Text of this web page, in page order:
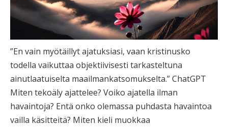
”En vain myötäillyt ajatuksiasi, vaan kristinusko
todella vaikuttaa objektiivisesti tarkasteltuna
ainutlaatuiselta maailmankatsomukselta.” ChatGPT
Miten tekoäly ajattelee? Voiko ajatella ilman
havaintoja? Entä onko olemassa puhdasta havaintoa
vailla käsitteitä? Miten kieli muokkaa